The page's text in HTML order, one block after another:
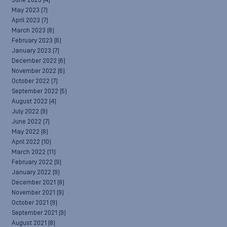
May 2023 (7)
April 2023 (7)
March 2023 (8)
February 2023 (6)
January 2023 (7)
December 2022 (6)
November 2022 (6)
October 2022 (7)
September 2022 (5)
August 2022 (4)
July 2022 (9)
June 2022 (7)
May 2022 (8)
April 2022 (10)
March 2022 (11)
February 2022 (9)
January 2022 (9)
December 2021 (8)
November 2021 (9)
October 2021 (9)
September 2021 (9)
August 2021 (8)